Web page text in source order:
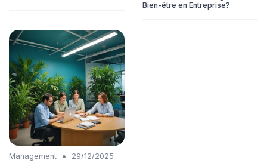
Bien-être en Entreprise?
Management •
29/12/2025